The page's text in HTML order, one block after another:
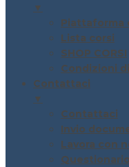
▼
Piattaforma
Lista corsi
SHOP CORSI
Condizioni
Contattaci
▼
Contattaci
Invio
Lavora con
Questionario